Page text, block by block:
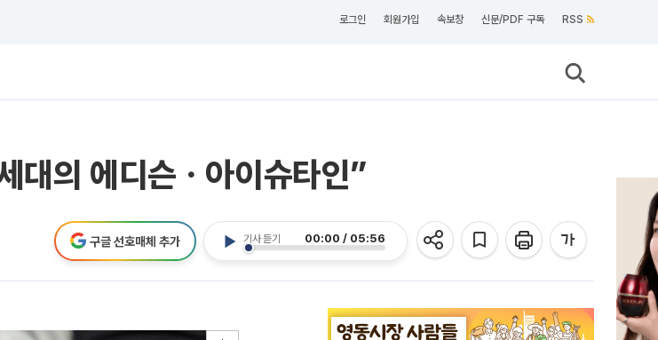
로그인 회원가입 속보창 신문/PDF 구독 RSS
대의 에디슨ㆍ아이슈타인”
기사 듣기 00:00 / 05:56
구글 선호매체 추가